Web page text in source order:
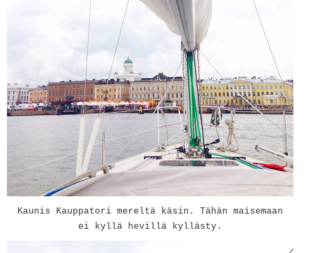
Kaunis Kauppatori mereltä käsin. Tähän maisemaan
ei kyllä hevillä kyllästy.